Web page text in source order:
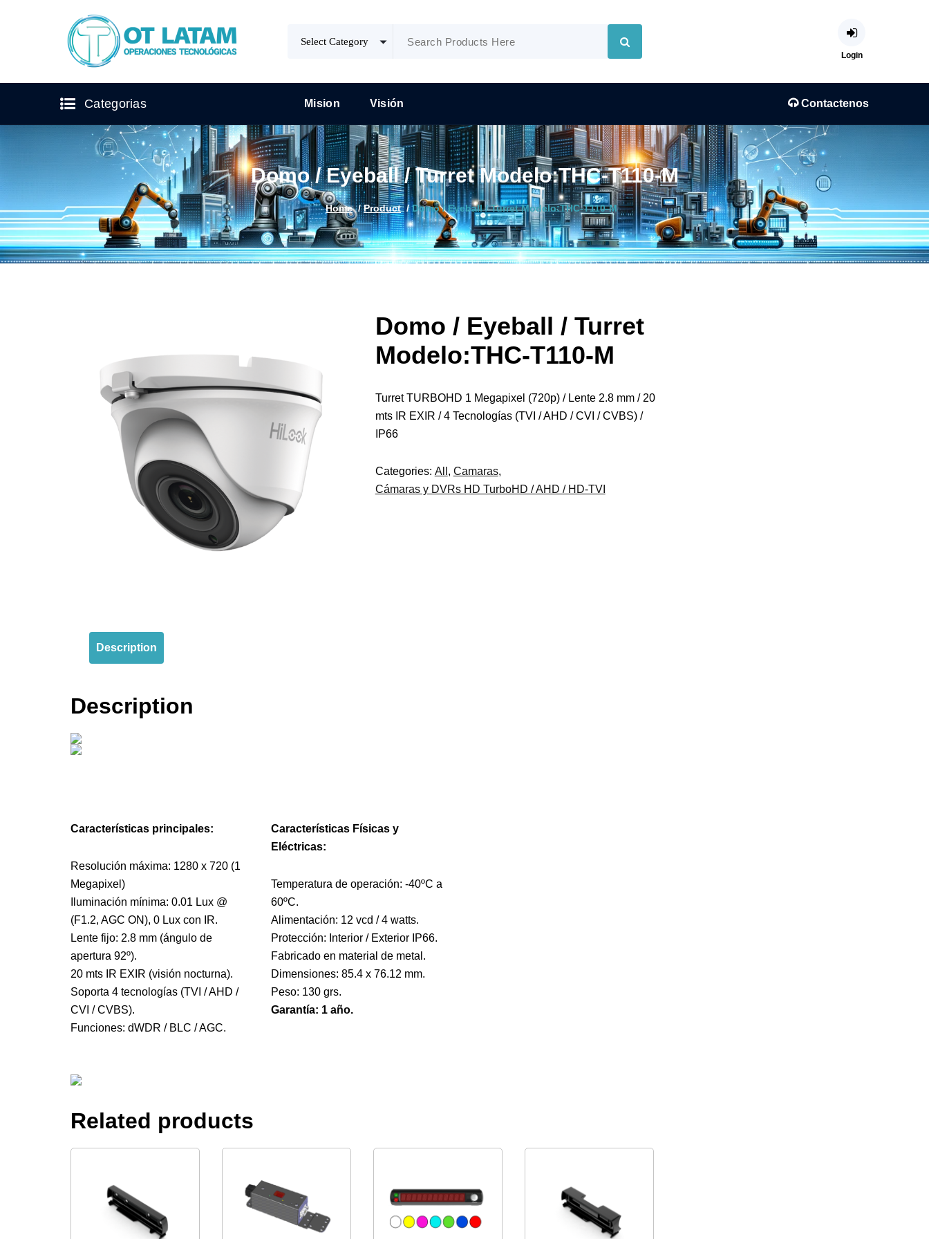
Login
Categorias Mision Visión Contactenos
Domo / Eyeball / Turret Modelo:THC-T110-M
Home/Product/Domo / Eyeball / Turret Modelo:THC-T110-M
Domo / Eyeball / Turret
Modelo:THC-T110-M
Turret TURBOHD 1 Megapixel (720p) / Lente 2.8 mm / 20
mts IR EXIR / 4 Tecnologías (TVI / AHD / CVI / CVBS) /
IP66
Categories: All , Camaras,
Cámaras y DVRs HD TurboHD / AHD / HD-TVI
Description
Description
Características principales:
Resolución máxima: 1280 x 720 (1
Megapixel)
Iluminación mínima: 0.01 Lux @
(F1.2, AGC ON), 0 Lux con IR.
Lente fijo: 2.8 mm (ángulo de
apertura 92º).
20 mts IR EXIR (visión nocturna).
Soporta 4 tecnologías (TVI / AHD /
CVI / CVBS).
Funciones: dWDR / BLC / AGC.
Características Físicas y
Eléctricas:
Temperatura de operación: -40ºC a
60ºC.
Alimentación: 12 vcd / 4 watts.
Protección: Interior / Exterior IP66.
Fabricado en material de metal.
Dimensiones: 85.4 x 76.12 mm.
Peso: 130 grs.
Garantía: 1 año.
Related products